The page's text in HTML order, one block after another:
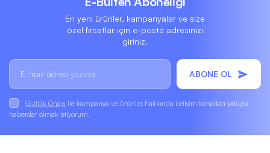
En yeni ürünler, kampanyalar ve size
özel fırsatlar için e-posta adresinizi
giriniz.
ABONE OL
Gizlilik Onayı ile kampanya ve ürünler hakkında iletişim kanalları yoluyla
haberdar olmak istiyorum.